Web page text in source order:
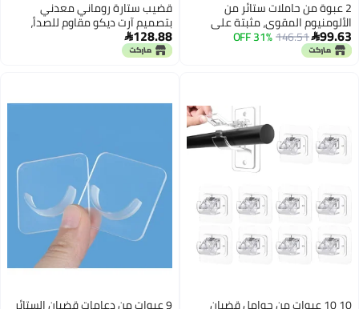
2 عبوة من حاملات ستائر من
الألومنيوم المقوى، مثبتة على
الحائط، باللون الأبيض، مع براغي
وأنابيب تمديد بلاستيكية لستائر
99.63
146.51
31% OFF
قضيب ستارة روماني معدني
بتصميم آرت ديكو مقاوم للصدأ،
قطعتان لغرفة المعيشة وغرفة
128.88